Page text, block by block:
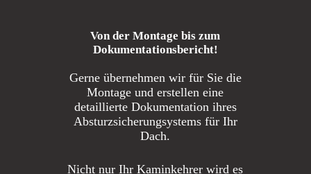
Von der Montage bis zum
Dokumentationsbericht!
Gerne übernehmen wir für Sie die
Montage und erstellen eine
detaillierte Dokumentation ihres
Absturzsicherungsystems für Ihr
Dach.
Nicht nur Ihr Kaminkehrer wird es